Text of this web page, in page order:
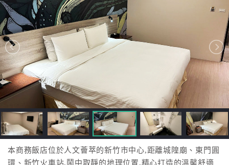
台
灣
訂
房
直
接
跟
飯
店
訂
房
本商務飯店位於人文薈萃的新竹市中心,距離城隍廟、東門圓
環、新竹火車站,鬧中取靜的地理位置,精心打造的溫馨舒適